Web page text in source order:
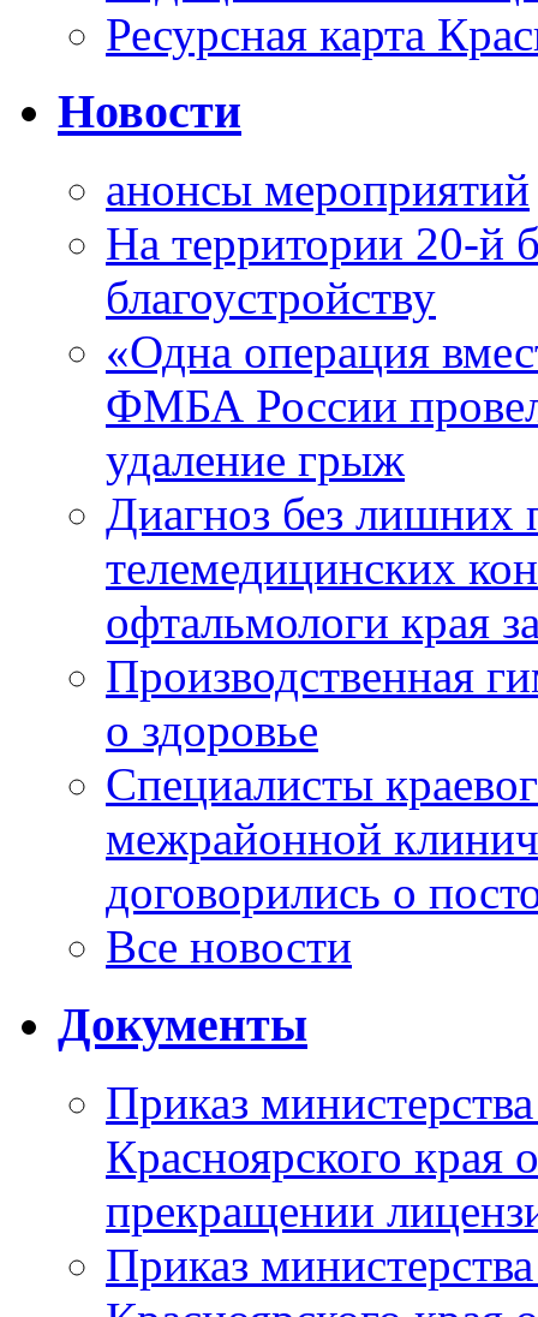
Ресурсная карта
Новости
анонсы мероприятий
На территории 20-й
благоустройству
«Одна операция
ФМБА России
удаление грыж
Диагноз без лишних
телемедицинских
офтальмологи края
Производственная
о здоровье
Специалисты
межрайонной
договорились о
Все новости
Документы
Приказ
Красноярского
прекращении
Приказ